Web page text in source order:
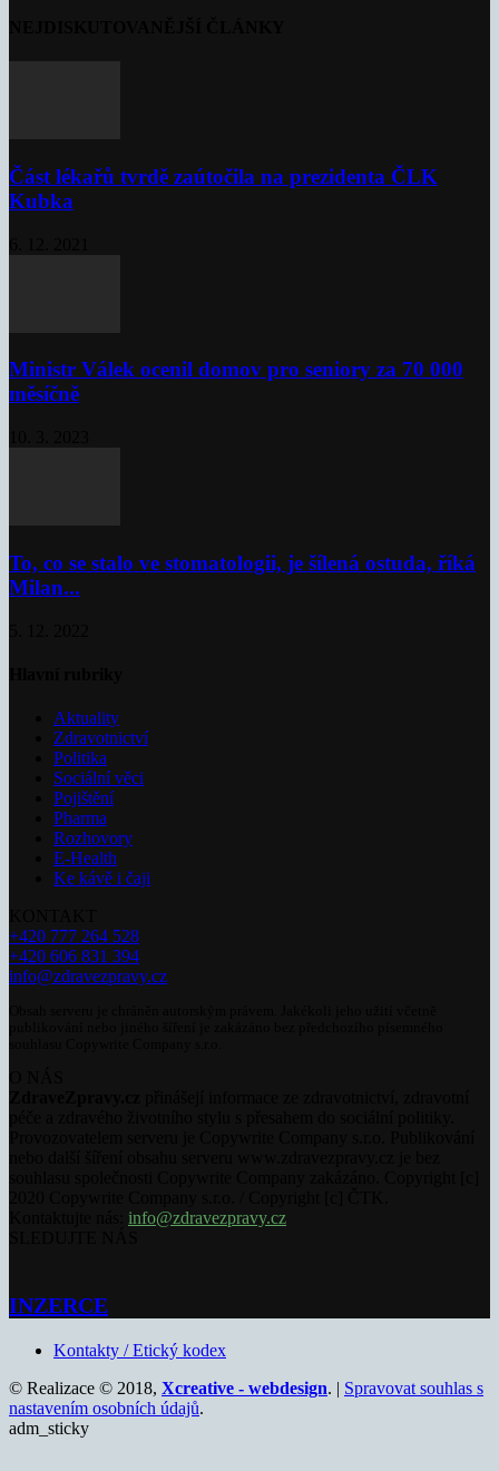
Část lékařů tvrdě zaútočila na prezidenta ČLK
Kubka
Ministr Válek ocenil domov pro seniory za 70 000
měsíčně
To, co se stalo ve stomatologii, je šílená ostuda, říká
Milan...
Aktuality
Zdravotnictví
Politika
Sociální věci
Pojištění
Pharma
Rozhovory
E-Health
Ke kávě i čaji
+420 777 264 528
+420 606 831 394
info@zdravezpravy.cz
info@zdravezpravy.cz
INZERCE
Kontakty / Etický kodex
© Realizace © 2018, Xcreative - webdesign. | Spravovat souhlas s
nastavením osobních údajů.
adm_sticky